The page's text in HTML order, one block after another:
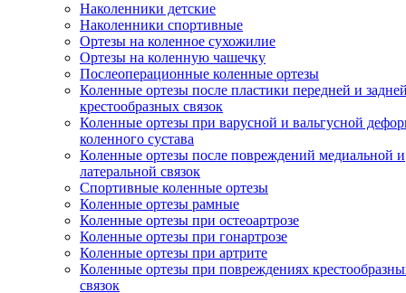
Наколенники детские
Наколенники спортивные
Ортезы на коленное сухожилие
Ортезы на коленную чашечку
Послеоперационные коленные ортезы
Коленные ортезы после пластики передней и
крестообразных связок
Коленные ортезы при варусной и вальгусной
коленного сустава
Коленные ортезы после повреждений медиальной и
латеральной связок
Спортивные коленные ортезы
Коленные ортезы рамные
Коленные ортезы при остеоартрозе
Коленные ортезы при гонартрозе
Коленные ортезы при артрите
Коленные ортезы при повреждениях
связок